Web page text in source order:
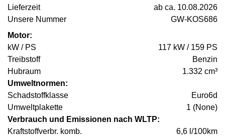
Lieferzeit
ab ca. 10.08.2026
Unsere Nummer
GW-KOS686
Motor:
kW / PS
117 kW / 159 PS
Treibstoff
Benzin
Hubraum
1.332 cm³
Umweltnormen:
Schadstoffklasse
Euro6d
Umweltplakette
1 (None)
Verbrauch und Emissionen nach WLTP:
Kraftstoffverbr. komb.
6,6 l/100km